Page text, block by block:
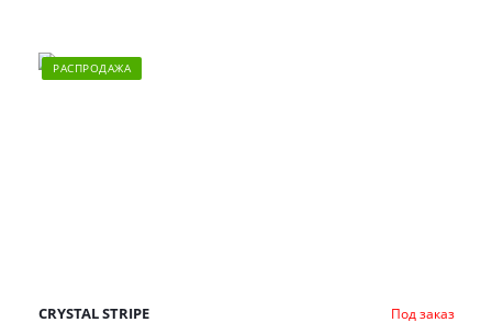
РАСПРОДАЖА
CRYSTAL STRIPE Под заказ